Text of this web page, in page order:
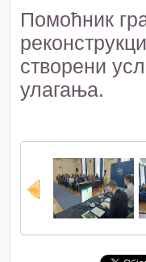
Помоћник
створени
улагања.